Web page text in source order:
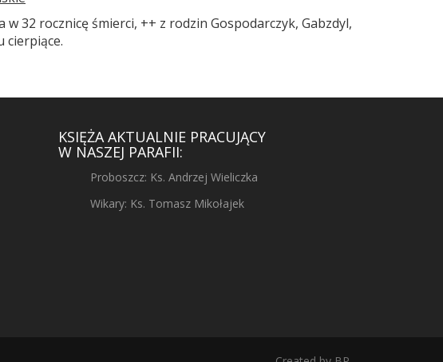
w 32 rocznicę śmierci, ++ z rodzin Gospodarczyk, Gabzdyl,
cierpiące.
KSIĘŻA AKTUALNIE PRACUJĄCY
W NASZEJ PARAFII:
Proboszcz: Ks. Andrzej Wieliczka
Wikary: Ks. Tomasz Mikołajek